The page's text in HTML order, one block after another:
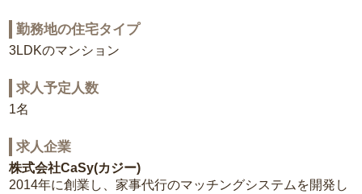
勤務地の住宅タイプ
3LDKのマンション
求人予定人数
1名
求人企業
株式会社CaSy(カジー)
2014年に創業し、家事代行のマッチングシステムを開発し